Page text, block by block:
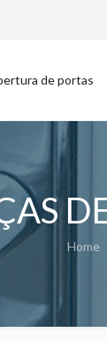
de portas
Home